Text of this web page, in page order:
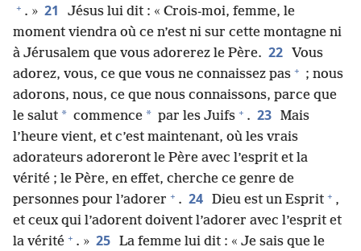
+ . » 21
Jésus lui dit : « Crois-​moi, femme, le
moment viendra où ce n’est ni sur cette montagne ni
à Jérusalem que vous adorerez le Père. 22
Vous
adorez, vous, ce que vous ne connaissez pas + ; nous
adorons, nous, ce que nous connaissons, parce que
le salut * commence * par les Juifs + . 23 Mais
l’heure vient, et c’est maintenant, où les vrais
adorateurs adoreront le Père avec l’esprit et la
vérité ; le Père, en effet, cherche ce genre de
personnes pour l’adorer + . 24 Dieu est un Esprit + ,
et ceux qui l’adorent doivent l’adorer avec l’esprit et
la vérité + . » 25 La femme lui dit : « Je sais que le